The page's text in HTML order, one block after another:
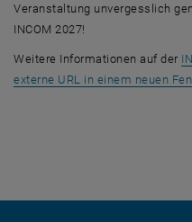
Veranstaltung unvergesslich
INCOM 2027!
Weitere Informationen auf der
externe URL in einem neuen